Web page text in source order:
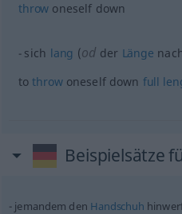
throw oneself down
sich lang (od der Länge
tothrowoneself down full
Beispielsätze
jemandem den Handschuh